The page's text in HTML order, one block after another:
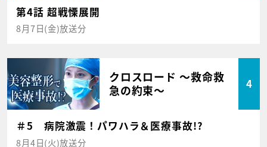
第4話 超戦慄展開
8月7日(金)放送分
クロスロード ～救命救
急の約束～
4
＃5 病院激震！パワハラ＆医療事故!?
8月4日(火)放送分